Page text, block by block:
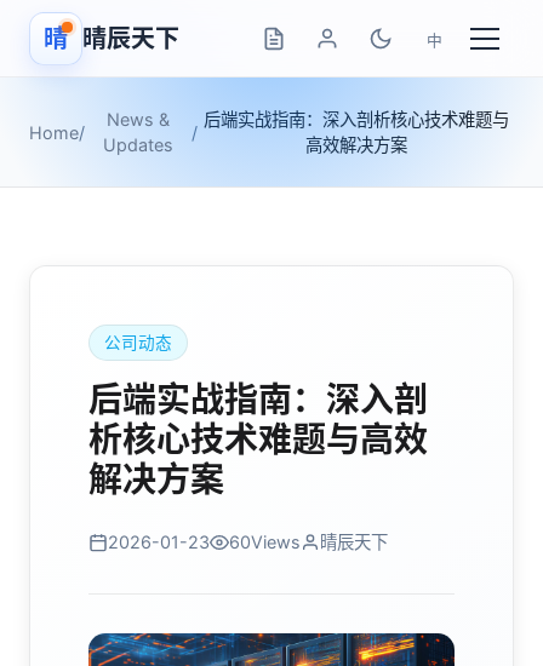
晴 晴辰天下 中
Home/
News &
Updates
/
后端实战指南：深入剖析核心技术难题与
高效解决方案
公司动态
后端实战指南：深入剖
析核心技术难题与高效
解决方案
2026-01-23 60Views 晴辰天下